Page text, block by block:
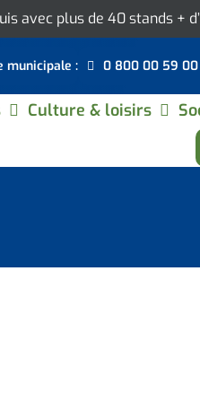
avec plus de 40 stands +
municipale : 0 800 00 59 00
Culture & loisirs